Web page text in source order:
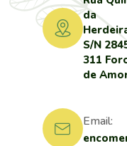
da
S/N
311
de
Email: